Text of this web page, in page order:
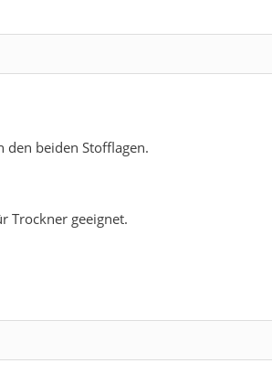
den beiden Stofflagen.
Trockner geeignet.